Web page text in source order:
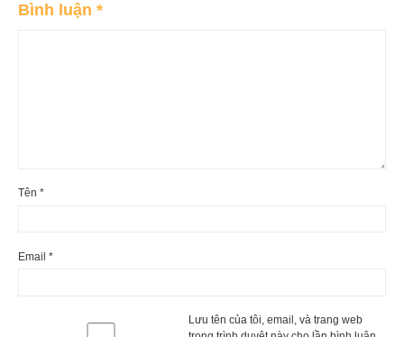
Bình luận *
Tên *
Email *
Lưu tên của tôi, email, và trang web